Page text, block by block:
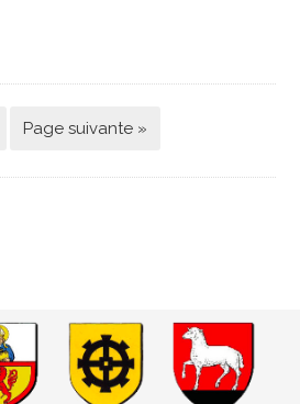
Page suivante »